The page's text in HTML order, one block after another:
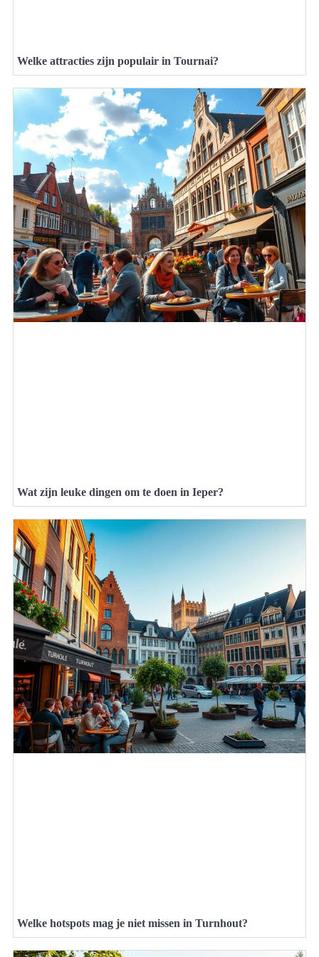
Welke attracties zijn populair in Tournai?
Wat zijn leuke dingen om te doen in Ieper?
Welke hotspots mag je niet missen in Turnhout?